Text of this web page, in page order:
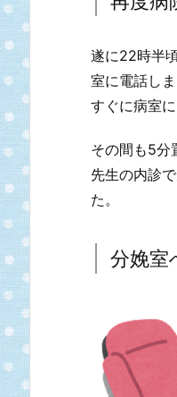
遂に22時半
室に電話しま
すぐに病室
その間も5分
先生の内診
た。
分娩室